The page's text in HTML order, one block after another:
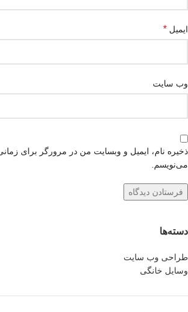
ایمیل *
وب‌ سایت
ذخیره نام، ایمیل و وبسایت من در مرورگر برای
می‌نویسم.
دسته‌ها
طراحی وب سایت
وسایل خانگی